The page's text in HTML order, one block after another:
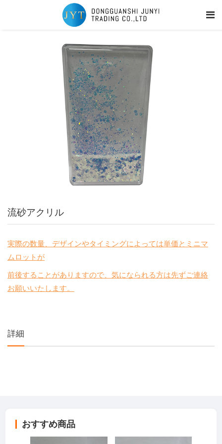
流砂アクリル
実際の数量、デザインやタイミングによっては単価とミニマ
ムロットが
前後することがありますので、気になられる方は先ずご連絡
お願いいたします。
詳細
おすすめ商品